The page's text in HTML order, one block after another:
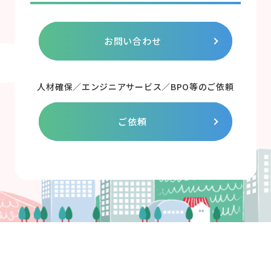
お問い合わせ
人材確保／エンジニアサービス／BPO等のご依頼
ご依頼